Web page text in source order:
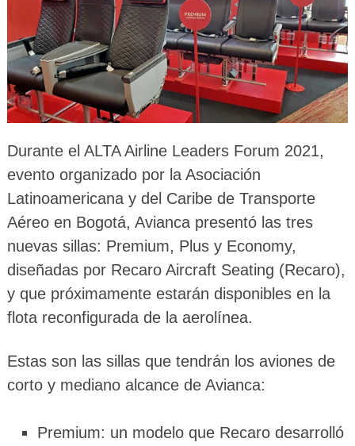
Durante el ALTA Airline Leaders Forum 2021,
evento organizado por la Asociación
Latinoamericana y del Caribe de Transporte
Aéreo en Bogotá, Avianca presentó las tres
nuevas sillas: Premium, Plus y Economy,
diseñadas por Recaro Aircraft Seating (Recaro),
y que próximamente estarán disponibles en la
flota reconfigurada de la aerolínea.
Estas son las sillas que tendrán los aviones de
corto y mediano alcance de Avianca:
Premium: un modelo que Recaro desarrolló